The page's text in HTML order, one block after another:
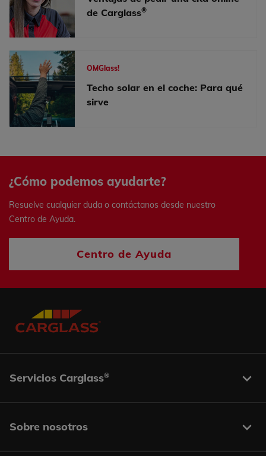
de Carglass®
OMGlass!
Techo solar en el coche: Para qué
sirve
¿Cómo podemos ayudarte?
Resuelve cualquier duda o contáctanos desde nuestro
Centro de Ayuda.
Centro de Ayuda
Servicios Carglass®
Sobre nosotros